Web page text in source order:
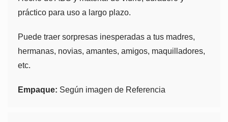
práctico para uso a largo plazo.
Puede traer sorpresas inesperadas a tus madres,
hermanas, novias, amantes, amigos, maquilladores,
etc.
Empaque: Según imagen de Referencia